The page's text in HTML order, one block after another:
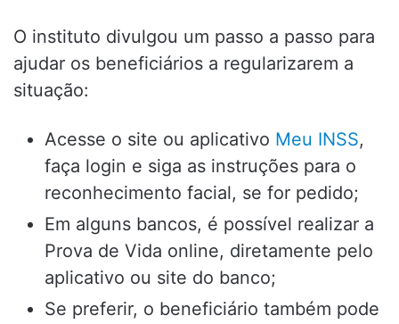
O instituto divulgou um passo a passo para
ajudar os beneficiários a regularizarem a
situação:
Acesse o site ou aplicativo Meu INSS,
faça login e siga as instruções para o
reconhecimento facial, se for pedido;
Em alguns bancos, é possível realizar a
Prova de Vida online, diretamente pelo
aplicativo ou site do banco;
Se preferir, o beneficiário também pode